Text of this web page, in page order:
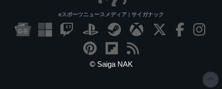
eスポーツニュースメディア | サイガナック
© Saiga NAK